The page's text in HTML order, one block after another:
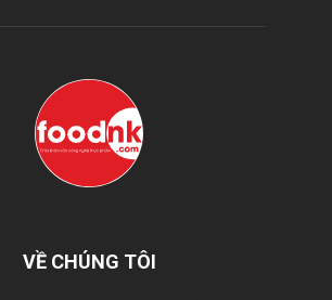
VỀ CHÚNG TÔI